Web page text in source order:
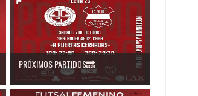
PRÓXIMOS PARTIDOS🔜